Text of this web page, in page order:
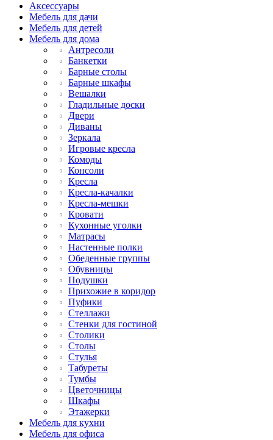
Аксессуары
Мебель для дачи
Мебель для детей
Мебель для дома
Антресоли
Банкетки
Барные столы
Барные шкафы
Вешалки
Гладильные доски
Двери
Диваны
Зеркала
Игровые кресла
Комоды
Консоли
Кресла
Кресла-качалки
Кресла-мешки
Кровати
Кухонные уголки
Матрасы
Настенные полки
Обеденные группы
Обувницы
Подушки
Прихожие в коридор
Пуфики
Стеллажи
Стенки для гостиной
Столики
Столы
Стулья
Табуреты
Тумбы
Цветочницы
Шкафы
Этажерки
Мебель для кухни
Мебель для офиса